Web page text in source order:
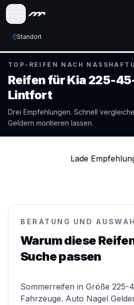
Standort
TOP-REIFEN NACH
Reifen fürKia 225-
Lintfort
Drei Empfehlungen. Schnell
Geldern montieren lassen.
Lade
BERATUNG UND
Warum diese
Suche passen
Sommerreifen in Größe 225-
Fahrzeuge. Auto Nagel